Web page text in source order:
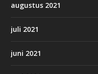
augustus 2021
juli 2021
juni 2021